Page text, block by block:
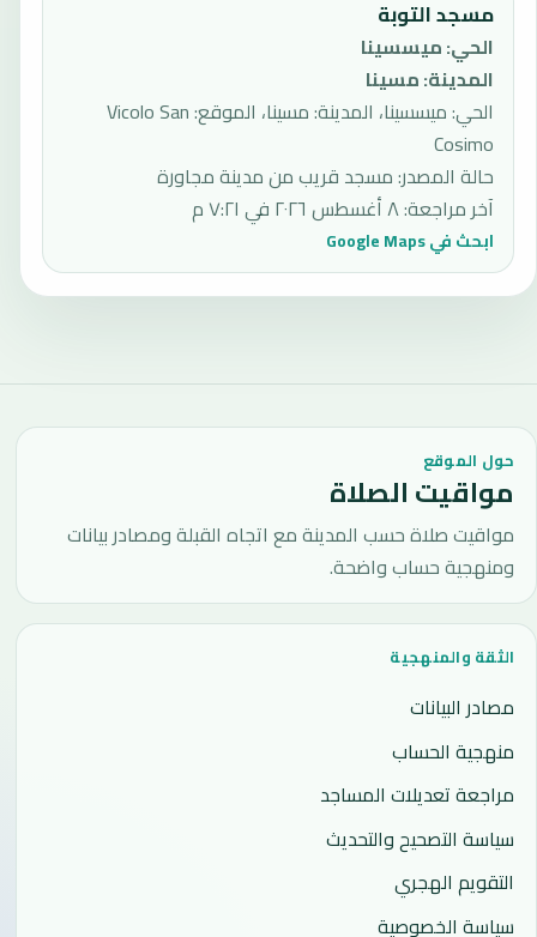
مسجد التوبة
الحي:ميسسينا
المدينة:مسينا
الحي: ميسسينا، المدينة: مسينا، الموقع: Vicolo San
Cosimo
حالة المصدر:مسجد قريب من مدينة مجاورة
آخر مراجعة:٨ أغسطس ٢٠٢٦ في ٧:٢١ م
ابحث في Google Maps
حول الموقع
مواقيت الصلاة
مواقيت صلاة حسب المدينة مع اتجاه القبلة ومصادر بيانات
ومنهجية حساب واضحة.
الثقة والمنهجية
مصادر البيانات
منهجية الحساب
مراجعة تعديلات المساجد
سياسة التصحيح والتحديث
التقويم الهجري
سياسة الخصوصية